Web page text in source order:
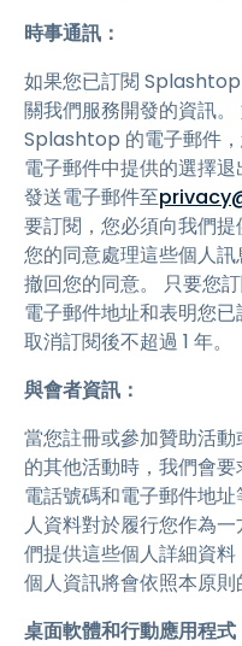
時事通訊：
如果您已訂閱
關我們服務開發的資訊
Splashtop 的電子郵件
電子郵件中提供的選擇
發送電子郵件至
要訂閱，您必須向我們
您的同意處理這些個人
撤回您的同意。 只要您
電子郵件地址和表明您
取消訂閱後不超過 1 年。
與會者資訊：
當您註冊或參加贊助活
的其他活動時，我們會要
電話號碼和電子郵件地
人資料對於履行您作為
們提供這些個人詳細資
個人資訊將會依照本原則
桌面軟體和行動應用程式